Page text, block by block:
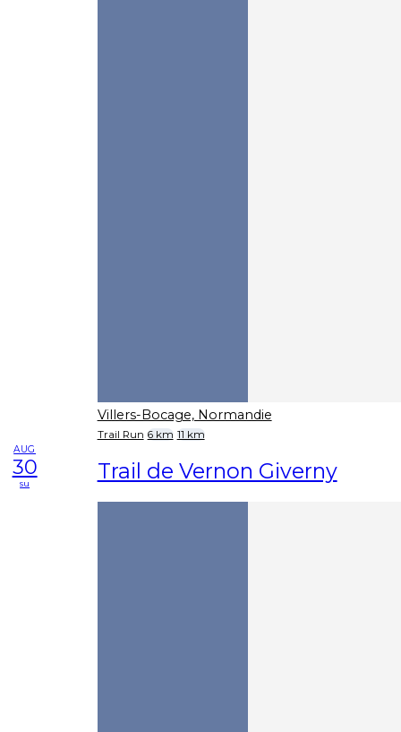
Villers-Bocage, Normandie
Trail Run 6 km 11 km
AUG
30
su Trail de Vernon Giverny